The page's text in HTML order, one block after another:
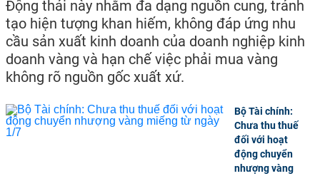
Động thái này nhằm đa dạng nguồn cung, tránh
tạo hiện tượng khan hiếm, không đáp ứng nhu
cầu sản xuất kinh doanh của doanh nghiệp kinh
doanh vàng và hạn chế việc phải mua vàng
không rõ nguồn gốc xuất xứ.
Bộ Tài chính:
Chưa thu thuế
đối với hoạt
động chuyển
nhượng vàng